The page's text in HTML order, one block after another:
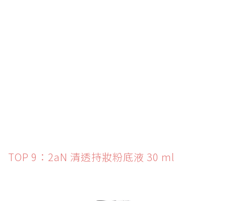
TOP 9：2aN 清透持妝粉底液 30 ml